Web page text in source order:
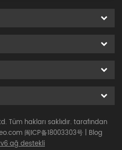
Tüm hakları saklıdır. tarafından
闽ICP备18003303号| Blog
ağ destekli